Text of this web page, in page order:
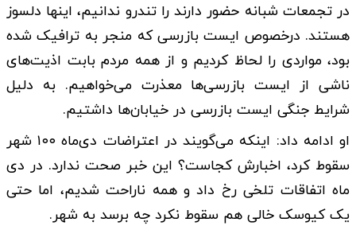
در تجمعات شبانه حضور دارند را تندرو ندانیم، اینها دلسوز
هستند. درخصوص ایست بازرسی که منجر به ترافیک شده
بود، مواردی را لحاظ کردیم و از همه مردم بابت اذیت‌های
ناشی از ایست بازرسی‌ها معذرت می‌خواهیم. به دلیل
شرایط جنگی ایست بازرسی در خیابان‌ها داشتیم.
او ادامه داد: اینکه می‌گویند در اعتراضات دی‌ماه ۱۰۰ شهر
سقوط کرد، اخبارش کجاست؟ این خبر صحت ندارد. در دی
ماه اتفاقات تلخی رخ داد و همه ناراحت شدیم، اما حتی
یک کیوسک خالی هم سقوط نکرد چه برسد به شهر.